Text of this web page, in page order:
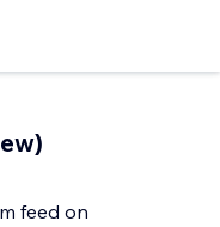
feed on